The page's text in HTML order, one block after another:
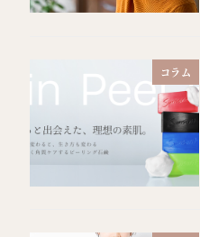
コラム